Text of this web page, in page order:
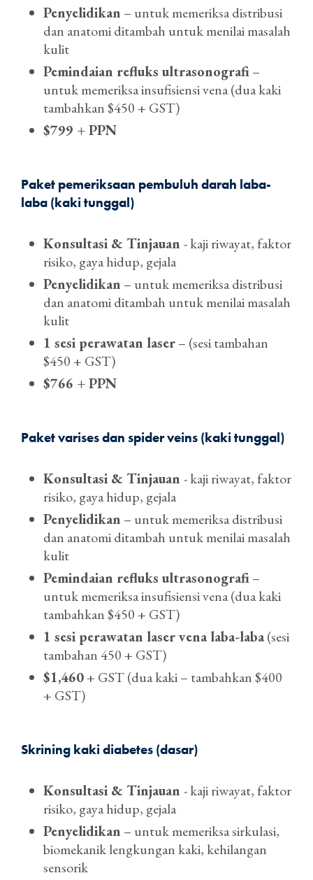
Penyelidikan – untuk memeriksa distribusi
dan anatomi ditambah untuk menilai masalah
kulit
Pemindaian refluks ultrasonografi–
untuk memeriksa insufisiensi vena (dua kaki
tambahkan $450 + GST)
$799 + PPN
Paket pemeriksaan pembuluh darah laba-
laba (kaki tunggal)
Konsultasi & Tinjauan - kaji riwayat, faktor
risiko, gaya hidup, gejala
Penyelidikan – untuk memeriksa distribusi
dan anatomi ditambah untuk menilai masalah
kulit
1 sesi perawatan laser– (sesi tambahan
$450 + GST)
$766 + PPN
Paket varises dan spider veins (kaki tunggal)
Konsultasi & Tinjauan - kaji riwayat, faktor
risiko, gaya hidup, gejala
Penyelidikan – untuk memeriksa distribusi
dan anatomi ditambah untuk menilai masalah
kulit
Pemindaian refluks ultrasonografi–
untuk memeriksa insufisiensi vena (dua kaki
tambahkan $450 + GST)
1 sesi perawatan laser vena laba-laba(sesi
tambahan 450 + GST)
$1,460+ GST (dua kaki – tambahkan $400
+ GST)
Skrining kaki diabetes (dasar)
Konsultasi & Tinjauan - kaji riwayat, faktor
risiko, gaya hidup, gejala
Penyelidikan – untuk memeriksa sirkulasi,
biomekanik lengkungan kaki, kehilangan
sensorik